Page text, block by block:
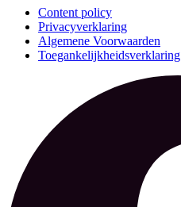
Content policy
Privacyverklaring
Algemene Voorwaarden
Toegankelijkheidsverklaring